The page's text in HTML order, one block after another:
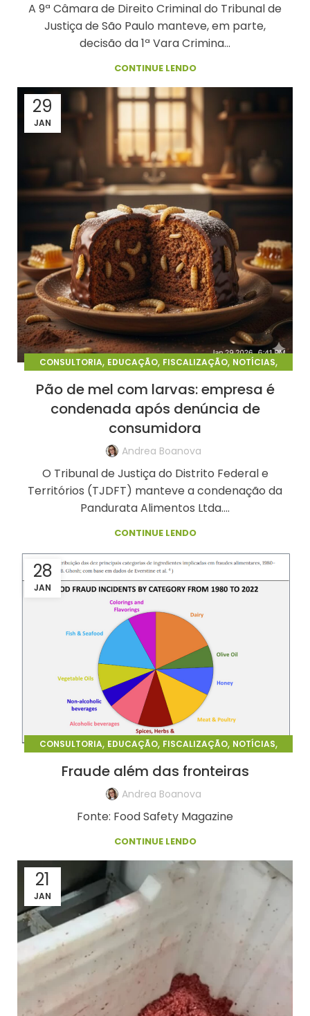
A 9ª Câmara de Direito Criminal do Tribunal de
Justiça de São Paulo manteve, em parte,
decisão da 1ª Vara Crimina...
CONTINUE LENDO
29
JAN
CONSULTORIA, EDUCAÇÃO, FISCALIZAÇÃO, NOTÍCIAS,
Pão de mel com larvas: empresa é
condenada após denúncia de
consumidora
Andrea Boanova
O Tribunal de Justiça do Distrito Federal e
Territórios (TJDFT) manteve a condenação da
Pandurata Alimentos Ltda....
CONTINUE LENDO
28
JAN
CONSULTORIA, EDUCAÇÃO, FISCALIZAÇÃO, NOTÍCIAS,
Fraude além das fronteiras
Andrea Boanova
Fonte: Food Safety Magazine
CONTINUE LENDO
21
JAN